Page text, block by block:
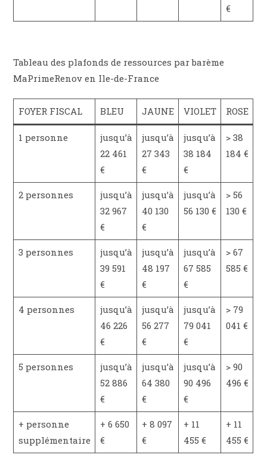
€
Tableau des plafonds de ressources par barème
MaPrimeRenov en Ile-de-France
FOYER FISCAL BLEU JAUNE VIOLET ROSE
1 personne
jusqu’à
22 461
€
jusqu’à
27 343
€
jusqu’à
38 184
€
> 38
184 €
2 personnes
jusqu’à
32 967
€
jusqu’à
40 130
€
jusqu’à
56 130 €
> 56
130 €
3 personnes
jusqu’à
39 591
€
jusqu’à
48 197
€
jusqu’à
67 585
€
> 67
585 €
4 personnes
jusqu’à
46 226
€
jusqu’à
56 277
€
jusqu’à
79 041
€
> 79
041 €
5 personnes
jusqu’à
52 886
€
jusqu’à
64 380
€
jusqu’à
90 496
€
> 90
496 €
+ personne
supplémentaire
+ 6 650
€
+ 8 097
€
+ 11
455 €
+ 11
455 €